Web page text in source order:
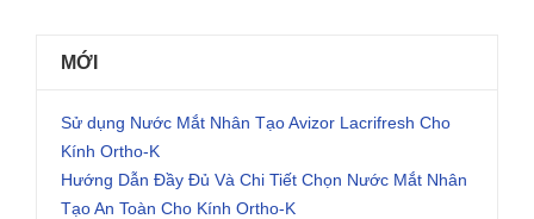
MỚI
Sử dụng Nước Mắt Nhân Tạo Avizor Lacrifresh Cho
Kính Ortho-K
Hướng Dẫn Đầy Đủ Và Chi Tiết Chọn Nước Mắt Nhân
Tạo An Toàn Cho Kính Ortho-K